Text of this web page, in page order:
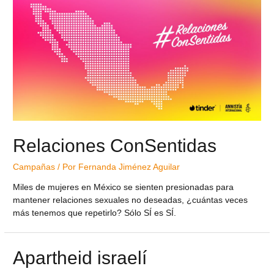
Relaciones ConSentidas
Campañas / Por Fernanda Jiménez Aguilar
Miles de mujeres en México se sienten presionadas para
mantener relaciones sexuales no deseadas, ¿cuántas veces
más tenemos que repetirlo? Sólo SÍ es SÍ.
Apartheid israelí